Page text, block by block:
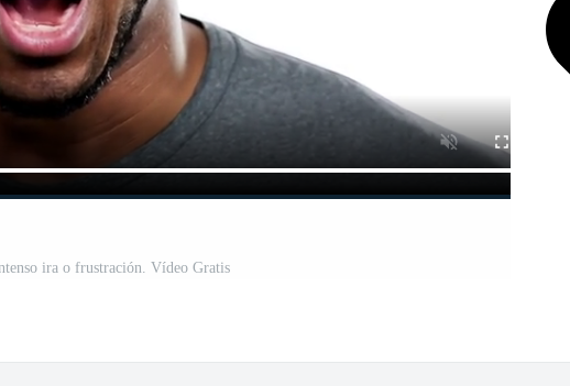
ira o frustración. Vídeo Gratis